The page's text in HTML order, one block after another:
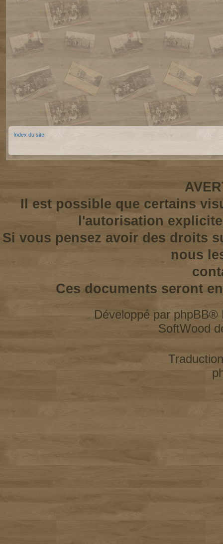
Index du site
Il est possible que certains
l'autorisation
Si vous pensez avoir des droits
nous
Ces documents seront
Développé par phpBB®
SoftWood